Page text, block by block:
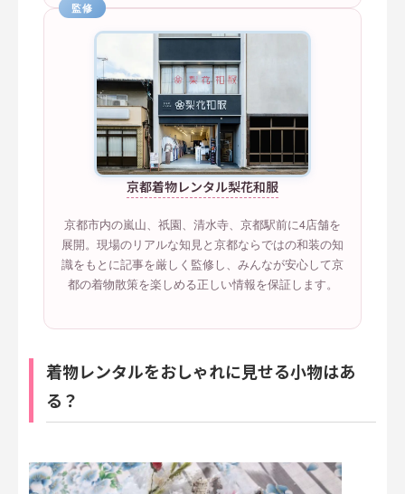
監修
京都着物レンタル梨花和服
京都市内の嵐山、祇園、清水寺、京都駅前に4店舗を
展開。現場のリアルな知見と京都ならではの和装の知
識をもとに記事を厳しく監修し、みんなが安心して京
都の着物散策を楽しめる正しい情報を保証します。
着物レンタルをおしゃれに見せる小物はあ
る？